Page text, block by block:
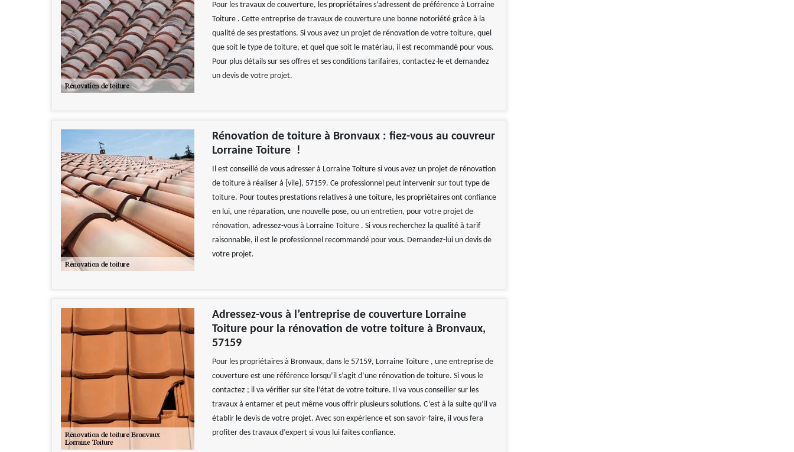
Pour les travaux de couverture, les propriétaires s’adressent de préférence à Lorraine
Toiture . Cette entreprise de travaux de couverture une bonne notoriété grâce à la
qualité de ses prestations. Si vous avez un projet de rénovation de votre toiture, quel
que soit le type de toiture, et quel que soit le matériau, il est recommandé pour vous.
Pour plus détails sur ses offres et ses conditions tarifaires, contactez-le et demandez
un devis de votre projet.
Rénovation de toiture à Bronvaux : fiez-vous au couvreur
Lorraine Toiture !
Il est conseillé de vous adresser à Lorraine Toiture si vous avez un projet de rénovation
de toiture à réaliser à {vile}, 57159. Ce professionnel peut intervenir sur tout type de
toiture. Pour toutes prestations relatives à une toiture, les propriétaires ont confiance
en lui, une réparation, une nouvelle pose, ou un entretien, pour votre projet de
rénovation, adressez-vous à Lorraine Toiture . Si vous recherchez la qualité à tarif
raisonnable, il est le professionnel recommandé pour vous. Demandez-lui un devis de
votre projet.
Adressez-vous à l’entreprise de couverture Lorraine
Toiture pour la rénovation de votre toiture à Bronvaux,
57159
Pour les propriétaires à Bronvaux, dans le 57159, Lorraine Toiture , une entreprise de
couverture est une référence lorsqu’il s’agit d’une rénovation de toiture. Si vous le
contactez ; il va vérifier sur site l’état de votre toiture. Il va vous conseiller sur les
travaux à entamer et peut même vous offrir plusieurs solutions. C’est à la suite qu’il va
établir le devis de votre projet. Avec son expérience et son savoir-faire, il vous fera
profiter des travaux d’expert si vous lui faites confiance.